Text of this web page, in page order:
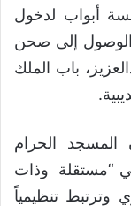
أبواب لدخول
الوصول إلى صحن
باب الملك
المسجد الحرام
“مستقلة وذات
وترتبط تنظيمياً